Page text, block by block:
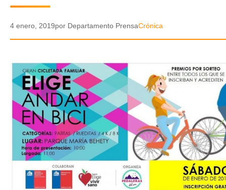
POLICIAL
AUDIOS
VIDEOS
GALERIA DE FOTOS
APP MÓVIL
TRANSPARENCIA
4 enero, 2019por Departamento PrensaCrónica